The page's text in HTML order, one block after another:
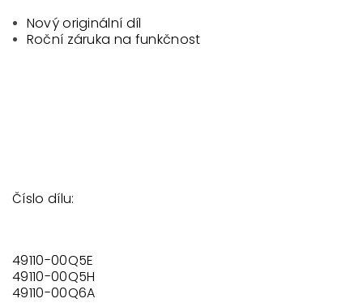
Nový originální díl
Roční záruka na funkčnost
Číslo dílu:
49110-00Q5E
49110-00Q5H
49110-00Q6A